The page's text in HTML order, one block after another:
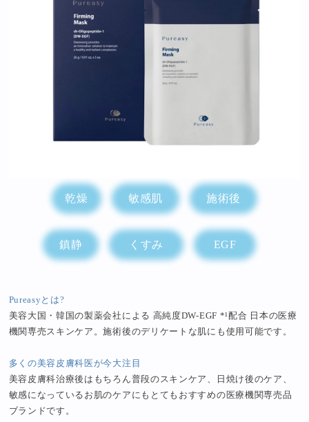
乾燥 敏感肌 施術後
鎮静 くすみ EGF
Pureasyとは?
美容大国・韓国の製薬会社による 高純度DW-EGF *¹配合 日本の医療
機関専売スキンケア。施術後のデリケートな肌にも使用可能です。
多くの美容皮膚科医が今大注目
美容皮膚科治療後はもちろん普段のスキンケア、日焼け後のケア、
敏感になっているお肌のケアにもとてもおすすめの医療機関専売品
ブランドです。